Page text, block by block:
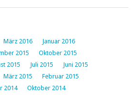
März 2016
Januar 2016
2015
Oktober 2015
2015 Juli 2015
Juni 2015
März 2015
Februar 2015
2014
Oktober 2014